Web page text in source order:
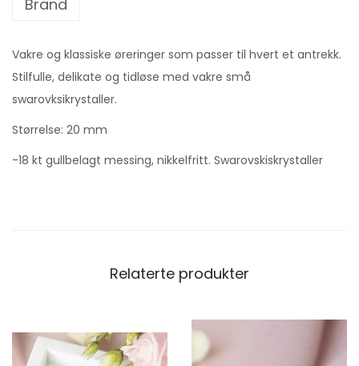
Brand
Vakre og klassiske øreringer som passer til hvert et antrekk.
Stilfulle, delikate og tidløse med vakre små
swarovksikrystaller.
Størrelse: 20 mm
-18 kt gullbelagt messing, nikkelfritt. Swarovskiskrystaller
Relaterte produkter